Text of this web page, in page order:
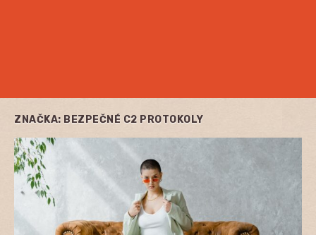
ZNAČKA: BEZPEČNÉ C2 PROTOKOLY